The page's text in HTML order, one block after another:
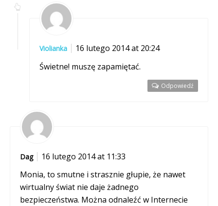
Violianka
16 lutego 2014 at 20:24
Świetne! muszę zapamiętać.
Odpowiedź
Dag
16 lutego 2014 at 11:33
Monia, to smutne i strasznie głupie, że nawet
wirtualny świat nie daje żadnego
bezpieczeństwa. Można odnaleźć w Internecie